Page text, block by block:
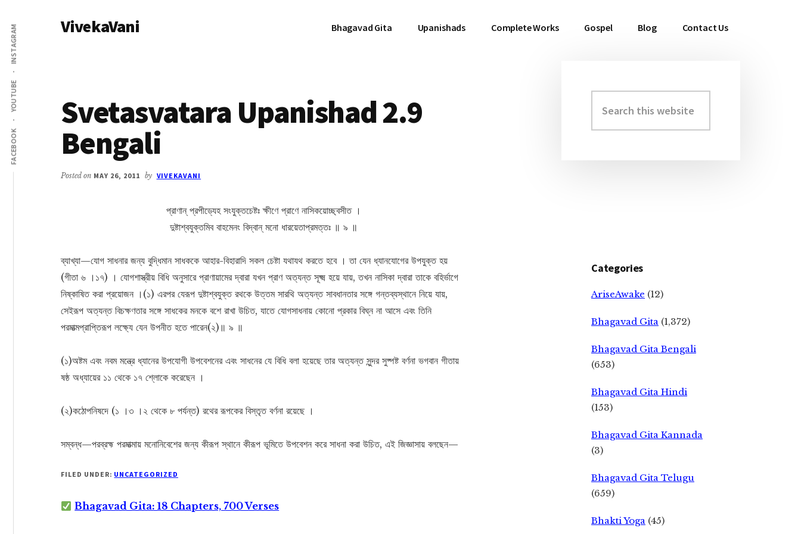
main
content
primary
sidebar
Additional
menu
FACEBOOK
YOUTUBE
INSTAGRAM VivekaVani Bhagavad Gita Upanishads Complete Works Gospel Blog Contact Us
Svetasvatara Upanishad 2.9
Bengali
Posted on MAY 26, 2011 by VIVEKAVANI
প্রাণান্ প্রপীড্যেহ সংযুক্তচেষ্টঃ ক্ষীণে প্রাণে নাসিকয়োচ্ছ্বসীত ।
দুষ্টাশ্বযুক্তমিব বাহমেনং বিদ্বান্ মনো ধারয়েতাপ্রমত্তঃ ॥ ৯ ॥
ব্যাখ্যা—যোগ সাধনার জন্য বুদ্ধিমান সাধককে আহার-বিহারাদি সকল চেষ্টা যথাযথ করতে হবে । তা যেন ধ্যানযোগের উপযুক্ত হয়
(গীতা ৬ ।১৭) । যোগশাস্ত্রীয় বিধি অনুসারে প্রাণায়ামের দ্বারা যখন প্রাণ অত্যন্ত সূক্ষ্ম হয়ে যায়, তখন নাসিকা দ্বারা তাকে বহির্ভাগে
নিষ্কাষিত করা প্রয়োজন ।(১) এরপর যেরূপ দুষ্টাশ্বযুক্ত রথকে উত্তম সারথি অত্যন্ত সাবধানতার সঙ্গে গন্তব্যস্থানে নিয়ে যায়,
সেইরূপ অত্যন্ত বিচক্ষণতার সঙ্গে সাধকের মনকে বশে রাখা উচিত, যাতে যোগসাধনায় কোনো প্রকার বিঘ্ন না আসে এবং তিনি
পরমাত্মপ্রাপ্তিরূপ লক্ষ্যে যেন উপনীত হতে পারেন(২)॥ ৯ ॥
(১)অষ্টম এবং নবম মন্ত্রে ধ্যানের উপযোগী উপবেশনের এবং সাধনের যে বিধি বলা হয়েছে তার অত্যন্ত সুন্দর সুষ্পষ্ট বর্ণনা ভগবান গীতায়
ষষ্ঠ অধ্যায়ের ১১ থেকে ১৭ শ্লোকে করেছেন ।
(২)কঠোপনিষদে (১ ।৩ ।২ থেকে ৮ পর্যন্ত) রথের রূপকের বিস্তৃত বর্ণনা রয়েছে ।
সম্বন্ধ—পরব্রহ্ম পরমাত্মায় মনোনিবেশের জন্য কীরূপ স্থানে কীরূপ ভূমিতে উপবেশন করে সাধনা করা উচিত, এই জিজ্ঞাসায় বলছেন—
FILED UNDER: UNCATEGORIZED
Bhagavad Gita: 18 Chapters, 700 Verses
Primary
Sidebar
this
website
Categories
AriseAwake (12)
Bhagavad Gita (1,372)
Bhagavad Gita Bengali
(653)
Bhagavad Gita Hindi
(153)
Bhagavad Gita Kannada
(3)
Bhagavad Gita Telugu
(659)
Bhakti Yoga (45)